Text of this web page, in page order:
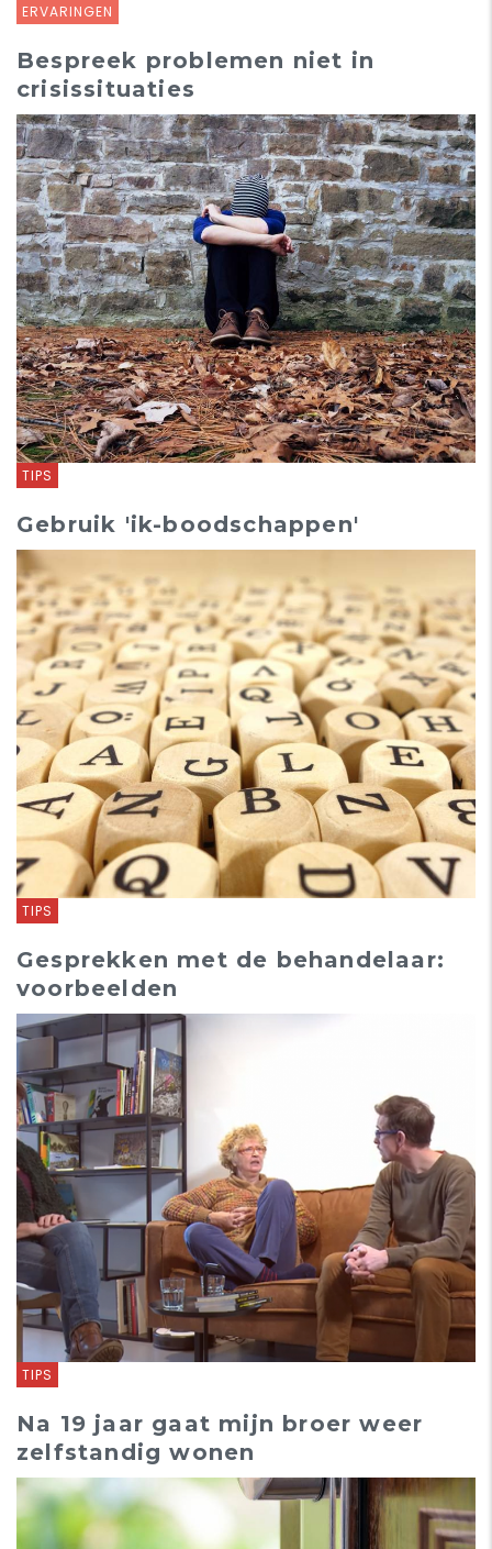
ERVARINGEN
TIPS
Bespreek problemen niet in
crisissituaties
TIPS
Gebruik 'ik-boodschappen'
TIPS
Gesprekken met de behandelaar:
voorbeelden
Na 19 jaar gaat mijn broer weer
zelfstandig wonen